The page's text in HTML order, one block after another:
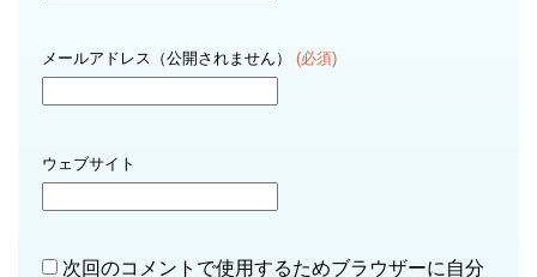
メールアドレス（公開されません） (必須)
ウェブサイト
次回のコメントで使用するためブラウザーに自分